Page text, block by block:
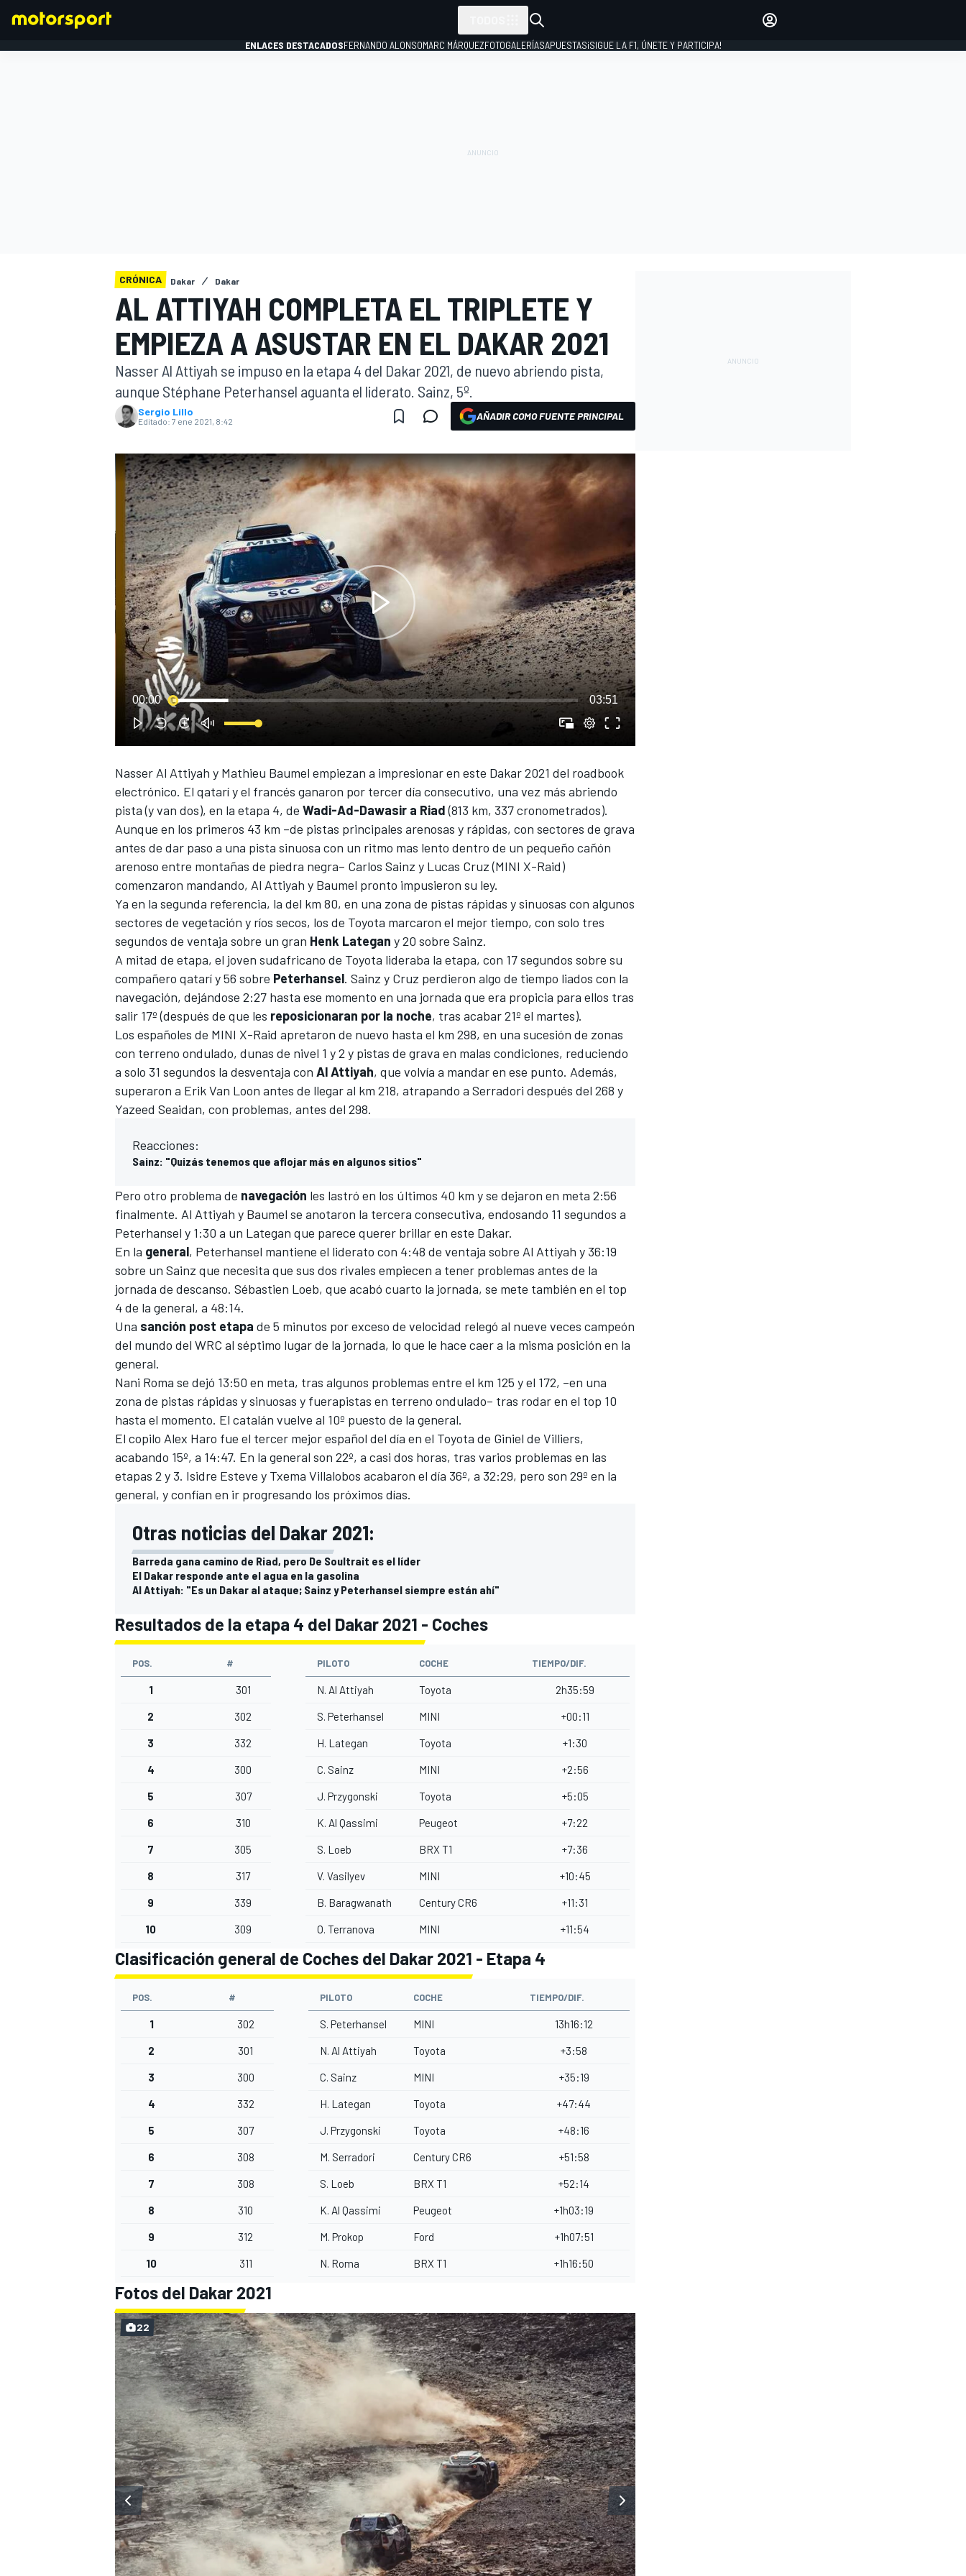
WEC FÓRMULA E
MÁS CATEGORÍAS
ENLACES DESTACADOSFERNANDO ALONSOMARC MÁRQUEZFOTOGALERÍASAPUESTAS¡SIGUE LA F1, ÚNETE Y PARTICIPA!
CRÓNICA Dakar Dakar
AL ATTIYAH COMPLETA EL TRIPLETE Y
EMPIEZA A ASUSTAR EN EL DAKAR 2021
Nasser Al Attiyah se impuso en la etapa 4 del Dakar 2021, de nuevo abriendo pista,
aunque Stéphane Peterhansel aguanta el liderato. Sainz, 5º.
Sergio Lillo
Editado: 7 ene 2021, 8:42 AÑADIR COMO FUENTE PRINCIPAL
00:00 03:51
Nasser Al Attiyah y Mathieu Baumel empiezan a impresionar en este Dakar 2021 del roadbook
electrónico. El qatarí y el francés ganaron por tercer día consecutivo, una vez más abriendo
pista (y van dos), en la etapa 4, de Wadi-Ad-Dawasir a Riad(813 km, 337 cronometrados).
Aunque en los primeros 43 km –de pistas principales arenosas y rápidas, con sectores de grava
antes de dar paso a una pista sinuosa con un ritmo mas lento dentro de un pequeño cañón
arenoso entre montañas de piedra negra– Carlos Sainz y Lucas Cruz(MINI X-Raid)
comenzaron mandando, Al Attiyah y Baumel pronto impusieron su ley.
Ya en la segunda referencia, la del km 80, en una zona de pistas rápidas y sinuosas con algunos
sectores de vegetación y ríos secos, los de Toyota marcaron el mejor tiempo, con solo tres
segundos de ventaja sobre un gran Henk Lategan y 20 sobre Sainz.
A mitad de etapa, el joven sudafricano de Toyota lideraba la etapa, con 17 segundos sobre su
compañero qatarí y 56 sobre Peterhansel. Sainz y Cruz perdieron algo de tiempo liados con la
navegación, dejándose 2:27 hasta ese momento en una jornada que era propicia para ellos tras
salir 17º (después de que les reposicionaran por la noche, tras acabar 21º el martes).
Los españoles de MINI X-Raid apretaron de nuevo hasta el km 298, en una sucesión de zonas
con terreno ondulado, dunas de nivel 1 y 2 y pistas de grava en malas condiciones, reduciendo
a solo 31 segundos la desventaja con AlAttiyah, que volvía a mandar en ese punto. Además,
superaron a Erik Van Loon antes de llegar al km 218, atrapando a Serradori después del 268 y
Yazeed Seaidan, con problemas, antes del 298.
Reacciones:
Sainz: "Quizás tenemos que aflojar más en algunos sitios"
Pero otro problema de navegación les lastró en los últimos 40 km y se dejaron en meta 2:56
finalmente. Al Attiyah y Baumel se anotaron la tercera consecutiva, endosando 11 segundos a
Peterhansel y 1:30 a un Lategan que parece querer brillar en este Dakar.
En la general, Peterhansel mantiene el liderato con 4:48 de ventaja sobre Al Attiyah y 36:19
sobre un Sainz que necesita que sus dos rivales empiecen a tener problemas antes de la
jornada de descanso. Sébastien Loeb, que acabó cuarto la jornada, se mete también en el top
4 de la general, a 48:14.
Una sanción post etapa de 5 minutos por exceso de velocidad relegó al nueve veces campeón
del mundo del WRC al séptimo lugar de la jornada, lo que le hace caer a la misma posición en la
general.
Nani Roma se dejó 13:50 en meta, tras algunos problemas entre el km 125 y el 172, –en una
zona de pistas rápidas y sinuosas y fuerapistas en terreno ondulado– tras rodar en el top 10
hasta el momento. El catalán vuelve al 10º puesto de la general.
El copilo Alex Haro fue el tercer mejor español del día en el Toyota de Giniel de Villiers,
acabando 15º, a 14:47. En la general son 22º, a casi dos horas, tras varios problemas en las
etapas 2 y 3. Isidre Esteve y Txema Villalobos acabaron el día 36º, a 32:29, pero son 29º en la
general, y confían en ir progresando los próximos días.
Otras noticias del Dakar 2021:
Barreda gana camino de Riad, pero De Soultrait es el líder
El Dakar responde ante el agua en la gasolina
Al Attiyah: "Es un Dakar al ataque; Sainz y Peterhansel siempre están ahí"
Resultados de la etapa 4 del Dakar 2021 - Coches
POS. # PILOTO COCHE TIEMPO/DIF.
1 301 N. Al Attiyah Toyota 2h35:59
2 302 S. Peterhansel MINI +00:11
3 332 H. Lategan Toyota +1:30
4 300 C. Sainz MINI +2:56
5 307 J. Przygonski Toyota +5:05
6 310 K. Al Qassimi Peugeot +7:22
7 305 S. Loeb BRX T1 +7:36
8 317 V. Vasilyev MINI +10:45
9 339 B. Baragwanath Century CR6 +11:31
10 309 O. Terranova MINI +11:54
Clasificación general de Coches del Dakar 2021 - Etapa 4
POS. # PILOTO COCHE TIEMPO/DIF.
1 302 S. Peterhansel MINI 13h16:12
2 301 N. Al Attiyah Toyota +3:58
3 300 C. Sainz MINI +35:19
4 332 H. Lategan Toyota +47:44
5 307 J. Przygonski Toyota +48:16
6 308 M. Serradori Century CR6 +51:58
7 308 S. Loeb BRX T1 +52:14
8 310 K. Al Qassimi Peugeot +1h03:19
9 312 M. Prokop Ford +1h07:51
10 311 N. Roma BRX T1 +1h16:50
Fotos del Dakar 2021
22